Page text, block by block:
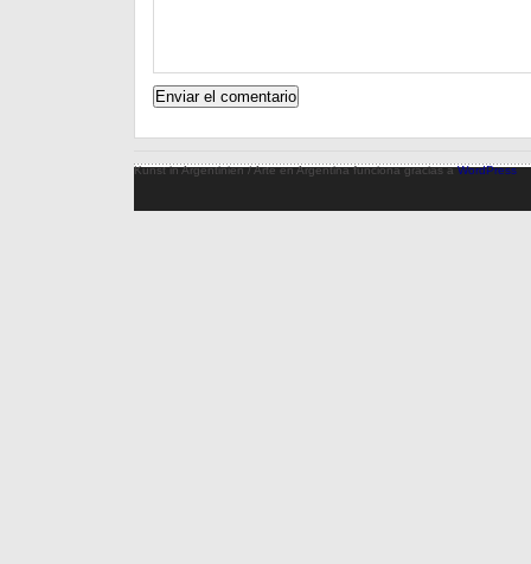
Kunst in Argentinien / Arte en Argentina funciona gracias aWordPress